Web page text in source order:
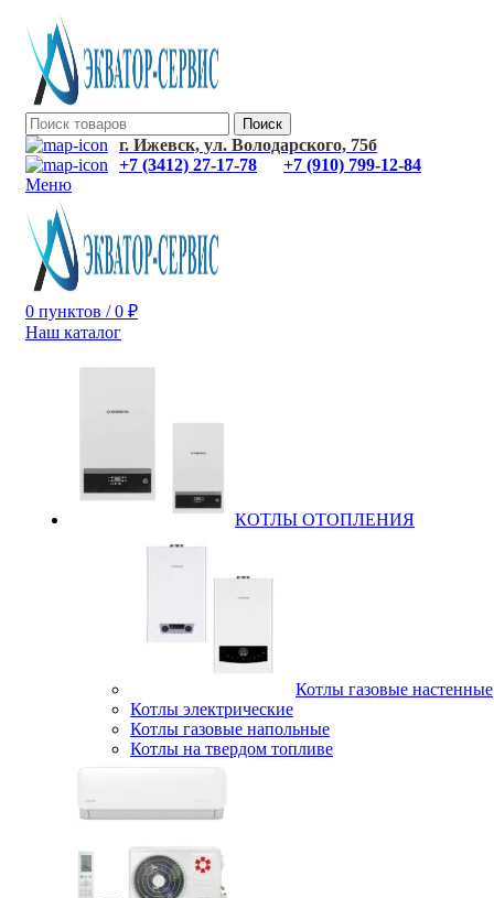
Поиск
г. Ижевск, ул. Володарского, 75б
+7 (3412) 27-17-78
+7 (910) 799-12-84
Меню
0 пунктов / 0 ₽
Наш каталог
КОТЛЫ ОТОПЛЕНИЯ
Котлы газовые настенные
Котлы электрические
Котлы газовые напольные
Котлы на твердом топливе